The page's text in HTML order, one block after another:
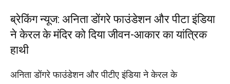
ब्रेकिंग न्यूज: अनिता डोंगरे फाउंडेशन और पीटा इंडिया
ने केरल के मंदिर को दिया जीवन-आकार का यांत्रिक
हाथी
अनिता डोंगरे फाउंडेशन और पीटीए इंडिया ने केरल के